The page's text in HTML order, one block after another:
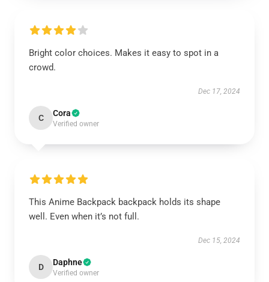
Bright color choices. Makes it easy to spot in a
crowd.
Dec 17, 2024
C Cora
Verified owner
This Anime Backpack backpack holds its shape
well. Even when it’s not full.
Dec 15, 2024
D Daphne
Verified owner